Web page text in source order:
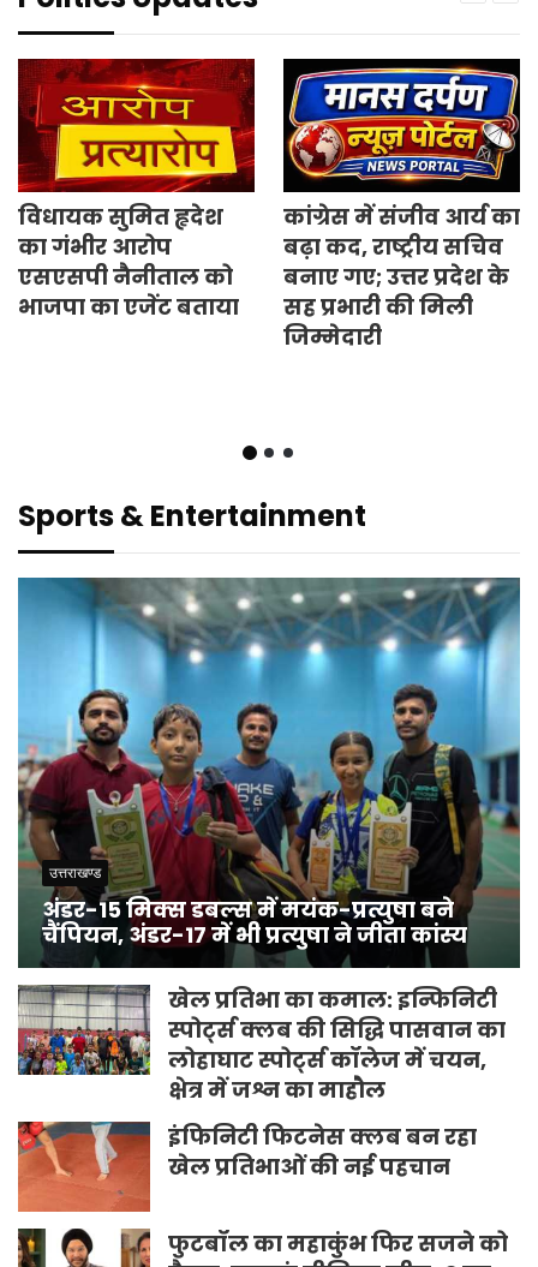
विधायक सुमित हृदेश
का गंभीर आरोप
एसएसपी नैनीताल को
भाजपा का एजेंट बताया
कांग्रेस में संजीव आर्य का
बढ़ा कद, राष्ट्रीय सचिव
बनाए गए; उत्तर प्रदेश के
सह प्रभारी की मिली
जिम्मेदारी
Sports & Entertainment
उत्तराखण्ड
अंडर-15 मिक्स डबल्स में मयंक-प्रत्युषा बने
चैंपियन, अंडर-17 में भी प्रत्युषा ने जीता कांस्य
खेल प्रतिभा का कमाल: इन्फिनिटी
स्पोर्ट्स क्लब की सिद्धि पासवान का
लोहाघाट स्पोर्ट्स कॉलेज में चयन,
क्षेत्र में जश्न का माहौल
इंफिनिटी फिटनेस क्लब बन रहा
खेल प्रतिभाओं की नई पहचान
फुटबॉल का महाकुंभ फिर सजने को